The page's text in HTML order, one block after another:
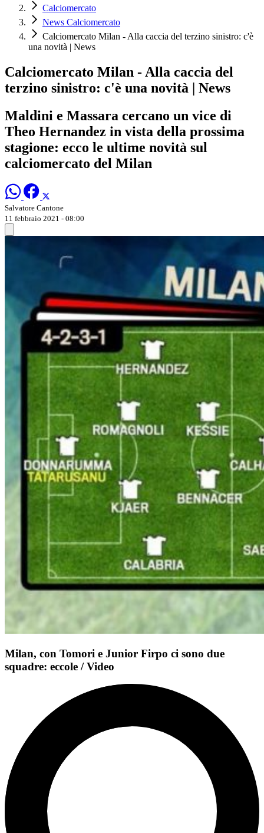
Calciomercato
News Calciomercato
Calciomercato Milan - Alla caccia del terzino sinistro: c'è
una novità | News
Calciomercato Milan - Alla caccia del
terzino sinistro: c'è una novità | News
Maldini e Massara cercano un vice di
Theo Hernandez in vista della prossima
stagione: ecco le ultime novità sul
calciomercato del Milan
Salvatore Cantone
11 febbraio 2021 - 08:00
Milan, con Tomori e Junior Firpo ci sono due
squadre: eccole / Video